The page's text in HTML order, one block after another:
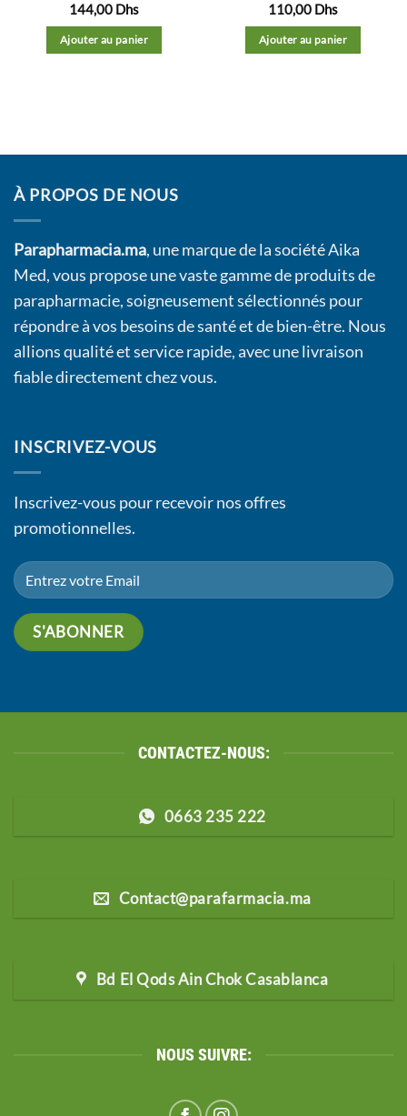
144,00 Dhs
Ajouter au panier
110,00 Dhs
Ajouter au panier
À PROPOS DE NOUS
Parapharmacia.ma, une marque de la société Aika
Med, vous propose une vaste gamme de produits de
parapharmacie, soigneusement sélectionnés pour
répondre à vos besoins de santé et de bien-être. Nous
allions qualité et service rapide, avec une livraison
fiable directement chez vous.
INSCRIVEZ-VOUS
Inscrivez-vous pour recevoir nos offres
promotionnelles.
CONTACTEZ-NOUS:
0663 235 222
Contact@parafarmacia.ma
Bd El Qods Ain Chok Casablanca
NOUS SUIVRE: